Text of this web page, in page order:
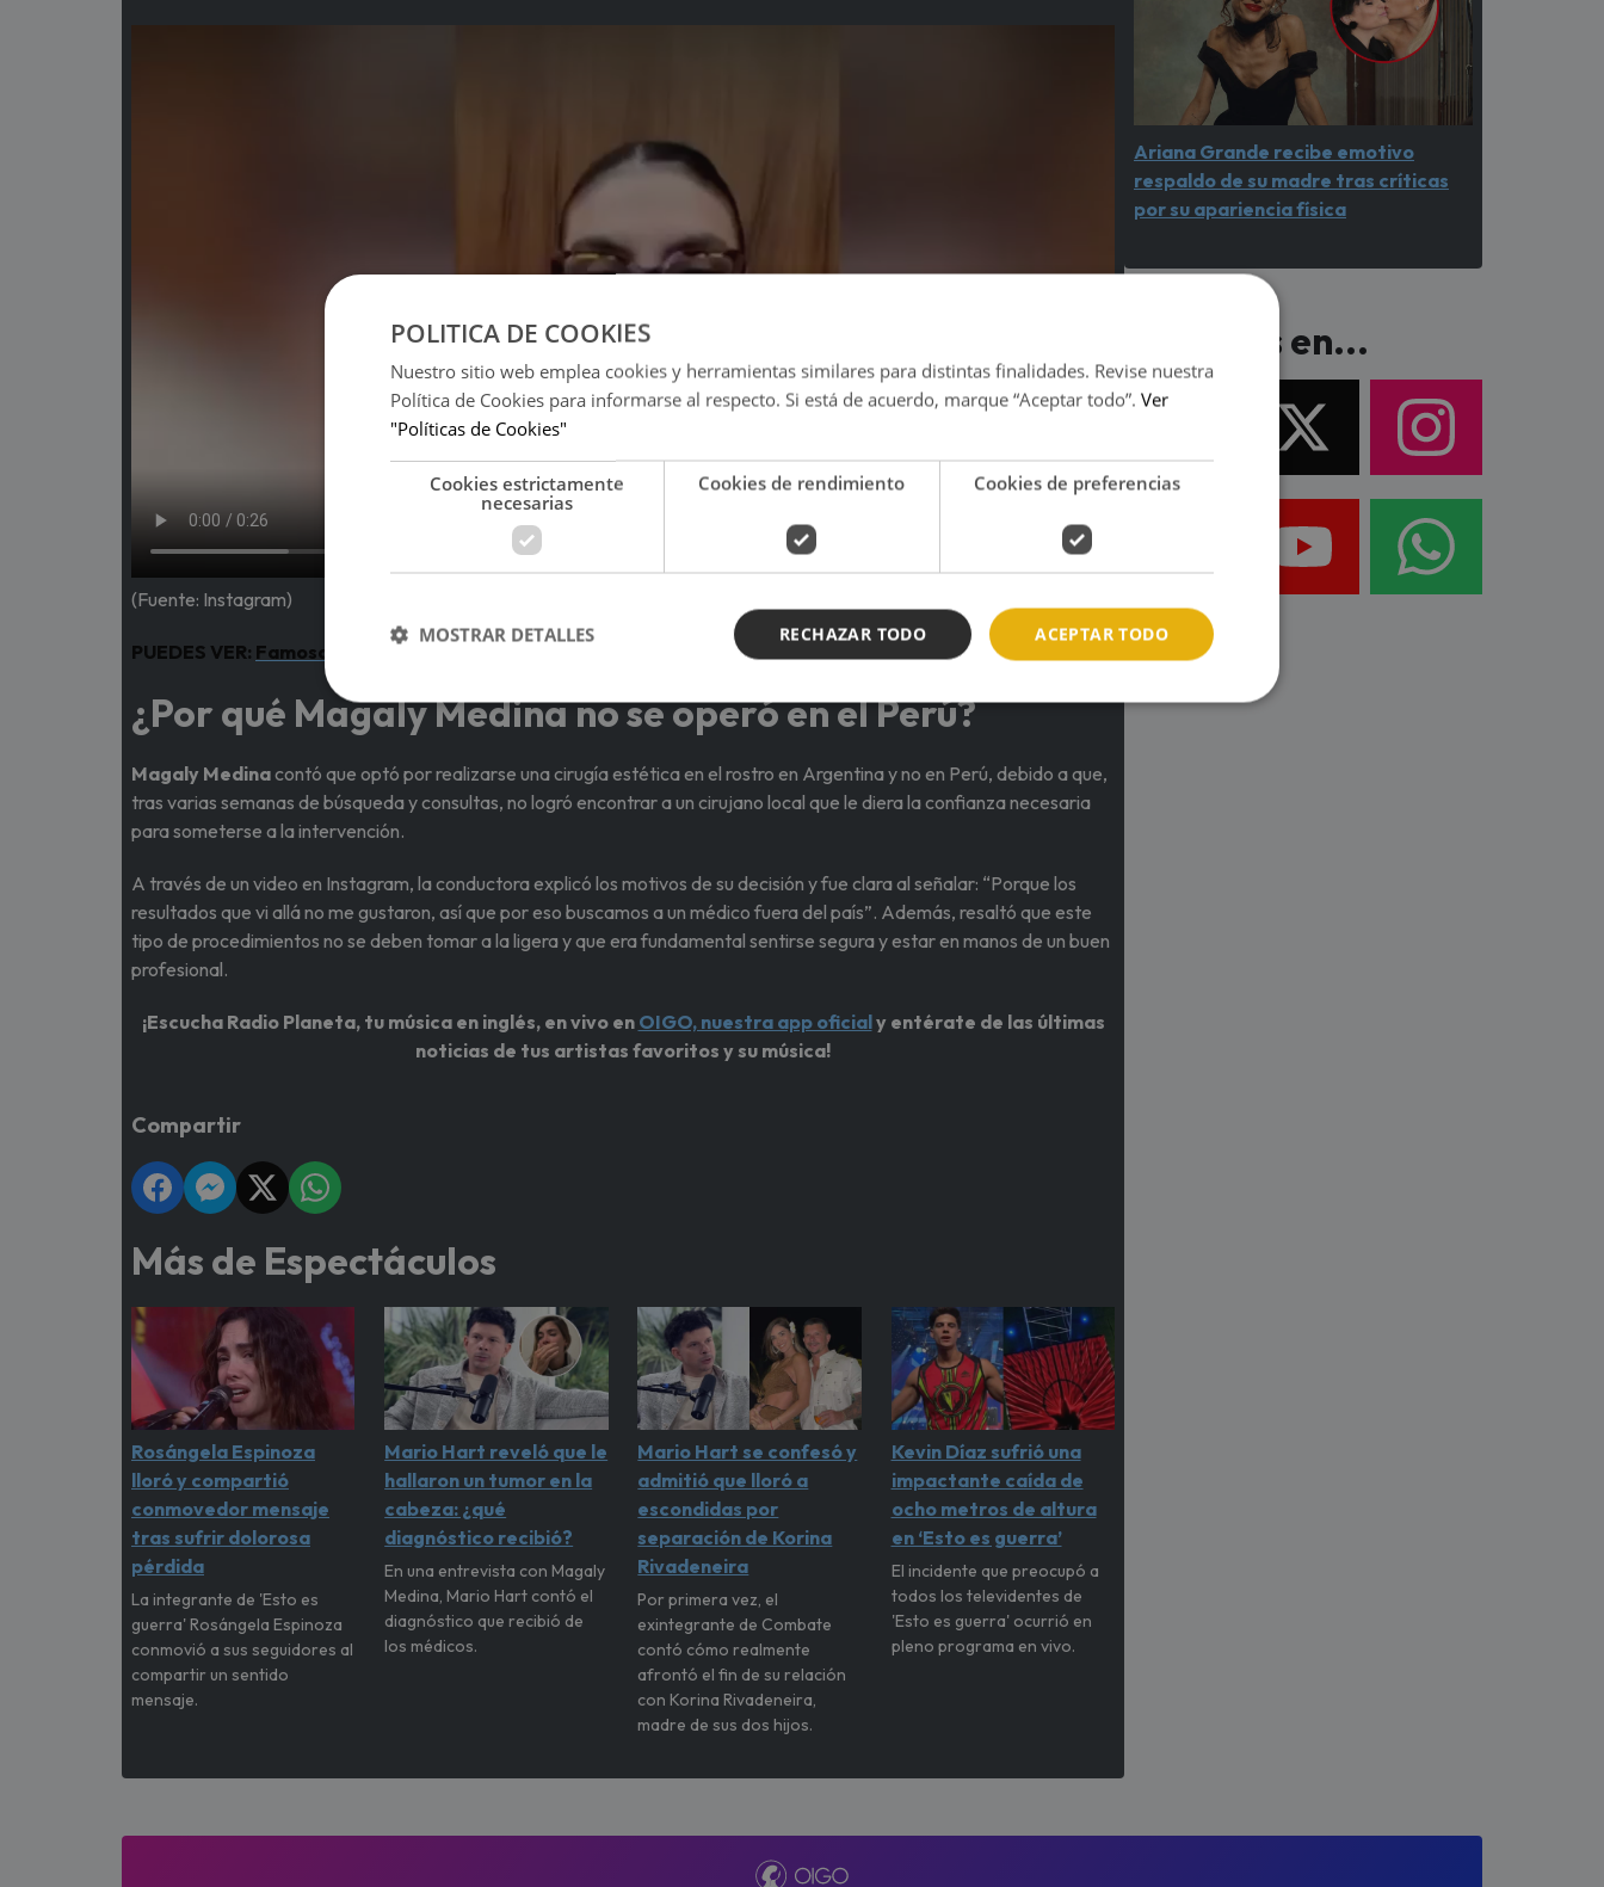
(Fuente: Instagram)
PUEDES VER: Famosa actriz que participó en 'Al fondo hay sitio' reveló que se convertirá en madre
¿Por qué Magaly Medina no se operó en el Perú?
Magaly Medinacontó que optó por realizarse una cirugía estética en el rostro en Argentina y no en Perú, debido a que,
tras varias semanas de búsqueda y consultas, no logró encontrar a un cirujano local que le diera la confianza necesaria
para someterse a la intervención.
A través de un video en Instagram, la conductora explicó los motivos de su decisión y fue clara al señalar: “Porque los
resultados que vi allá no me gustaron, así que por eso buscamos a un médico fuera del país”. Además, resaltó que este
tipo de procedimientos no se deben tomar a la ligera y que era fundamental sentirse segura y estar en manos de un buen
profesional.
¡Escucha Radio Planeta, tu música en inglés, en vivo en OIGO, nuestra app oficialy entérate de las últimas
noticias de tus artistas favoritos y su música!
Compartir
Más de Espectáculos
Rosángela Espinoza
lloró y compartió
conmovedor mensaje
tras sufrir dolorosa
pérdida
La integrante de 'Esto es
guerra' Rosángela Espinoza
conmovió a sus seguidores al
compartir un sentido
mensaje.
Mario Hart reveló que le
hallaron un tumor en la
cabeza: ¿qué
diagnóstico recibió?
En una entrevista con Magaly
Medina, Mario Hart contó el
diagnóstico que recibió de
los médicos.
Mario Hart se confesó y
admitió que lloró a
escondidas por
separación de Korina
Rivadeneira
Por primera vez, el
exintegrante de Combate
contó cómo realmente
afrontó el fin de su relación
con Korina Rivadeneira,
madre de sus dos hijos.
Kevin Díaz sufrió una
impactante caída de
ocho metros de altura
en ‘Esto es guerra’
El incidente que preocupó a
todos los televidentes de
'Esto es guerra' ocurrió en
pleno programa en vivo.
Ariana Grande recibe emotivo
respaldo de su madre tras críticas
por su apariencia física
Síguenos en...
POLITICA DE COOKIES
Nuestro sitio web emplea cookies y herramientas similares para distintas finalidades. Revise nuestra
Política de Cookies para informarse al respecto. Si está de acuerdo, marque “Aceptar todo”. Ver
"Políticas de Cookies"
Cookies estrictamente
necesarias
Cookies de rendimiento Cookies de preferencias
ACEPTAR TODO
RECHAZAR TODO
MOSTRAR DETALLES